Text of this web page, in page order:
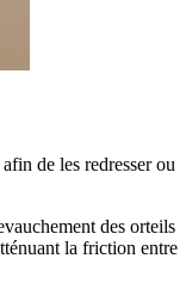
de les redresser ou
des orteils
la friction entre